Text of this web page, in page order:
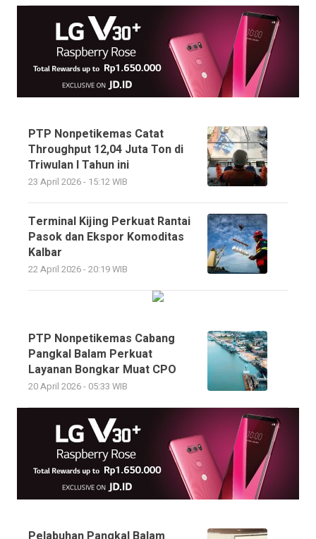
PTP Nonpetikemas Catat
Throughput 12,04 Juta Ton di
Triwulan I Tahun ini
23 April 2026 - 15:12 WIB
Terminal Kijing Perkuat Rantai
Pasok dan Ekspor Komoditas
Kalbar
22 April 2026 - 20:19 WIB
PTP Nonpetikemas Cabang
Pangkal Balam Perkuat
Layanan Bongkar Muat CPO
20 April 2026 - 05:33 WIB